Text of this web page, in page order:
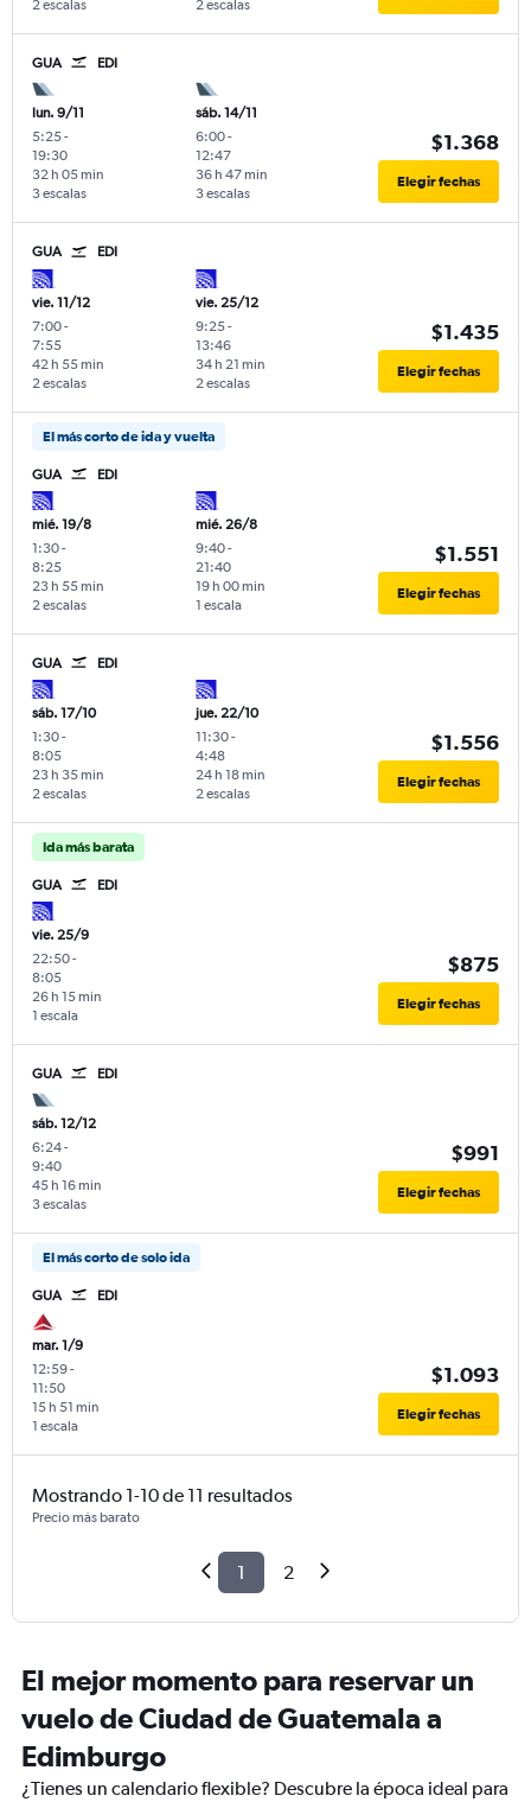
2 escalas 2 escalas
GUA EDI
lun. 9/11
5:25-
19:30
3 escalas
32 h 05 min
sáb. 14/11
6:00-
12:47
3 escalas
36 h 47 min
$1.368
Elegir fechas
GUA EDI
vie. 11/12
7:00-
7:55
2 escalas
42 h 55 min
vie. 25/12
9:25-
13:46
2 escalas
34 h 21 min
$1.435
Elegir fechas
El más corto de ida y vuelta
GUA EDI
mié. 19/8
1:30-
8:25
2 escalas
23 h 55 min
mié. 26/8
9:40-
21:40
1 escala
19 h 00 min
$1.551
Elegir fechas
GUA EDI
sáb. 17/10
1:30-
8:05
2 escalas
23 h 35 min
jue. 22/10
11:30-
4:48
2 escalas
24 h 18 min
$1.556
Elegir fechas
Ida más barata
GUA EDI
vie. 25/9
22:50-
8:05
1 escala
26 h 15 min
$875
Elegir fechas
GUA EDI
sáb. 12/12
6:24-
9:40
3 escalas
45 h 16 min
$991
Elegir fechas
El más corto de solo ida
GUA EDI
mar. 1/9
12:59-
11:50
1 escala
15 h 51 min
$1.093
Elegir fechas
Mostrando 1-10 de 11 resultados
Precio más barato
1 2
El mejor momento para reservar un
vuelo de Ciudad de Guatemala a
Edimburgo
¿Tienes un calendario flexible? Descubre la época ideal para